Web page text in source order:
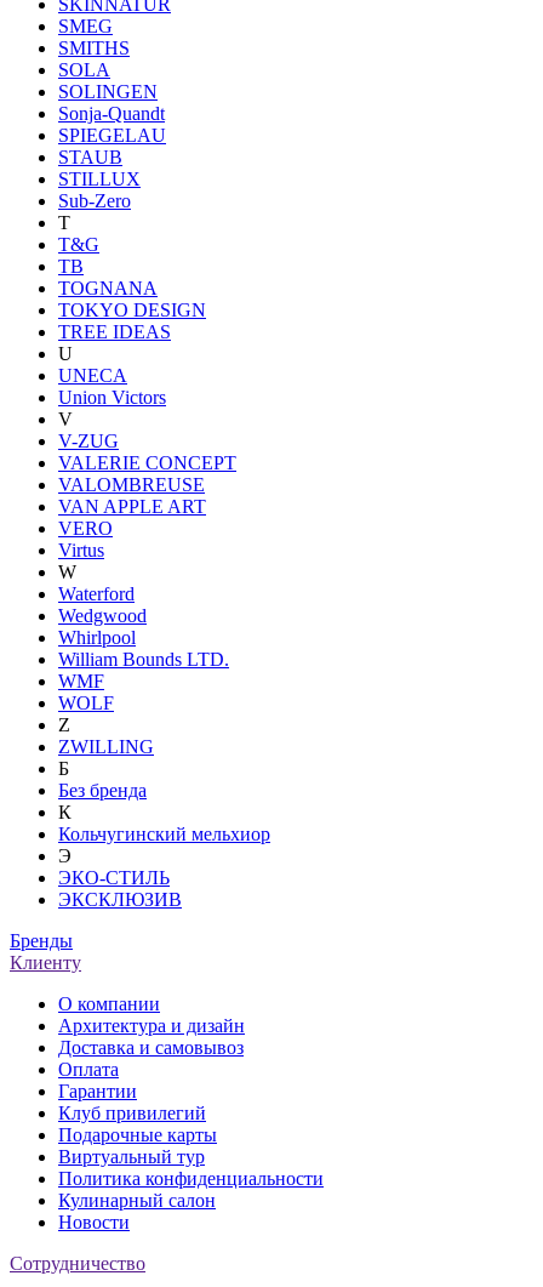
SMEG
SMITHS
SOLA
SOLINGEN
Sonja-Quandt
SPIEGELAU
STAUB
STILLUX
Sub-Zero
T
T&G
TB
TOGNANA
TOKYO DESIGN
TREE IDEAS
U
UNECA
Union Victors
V
V-ZUG
VALERIE CONCEPT
VALOMBREUSE
VAN APPLE ART
VERO
Virtus
W
Waterford
Wedgwood
Whirlpool
William Bounds LTD.
WMF
WOLF
Z
ZWILLING
Б
Без бренда
К
Кольчугинский мельхиор
Э
ЭКО-СТИЛЬ
ЭКСКЛЮЗИВ
Бренды
Клиенту
О компании
Архитектура и дизайн
Доставка и самовывоз
Оплата
Гарантии
Клуб привилегий
Подарочные карты
Виртуальный тур
Политика конфиденциальности
Кулинарный салон
Новости
Сотрудничество